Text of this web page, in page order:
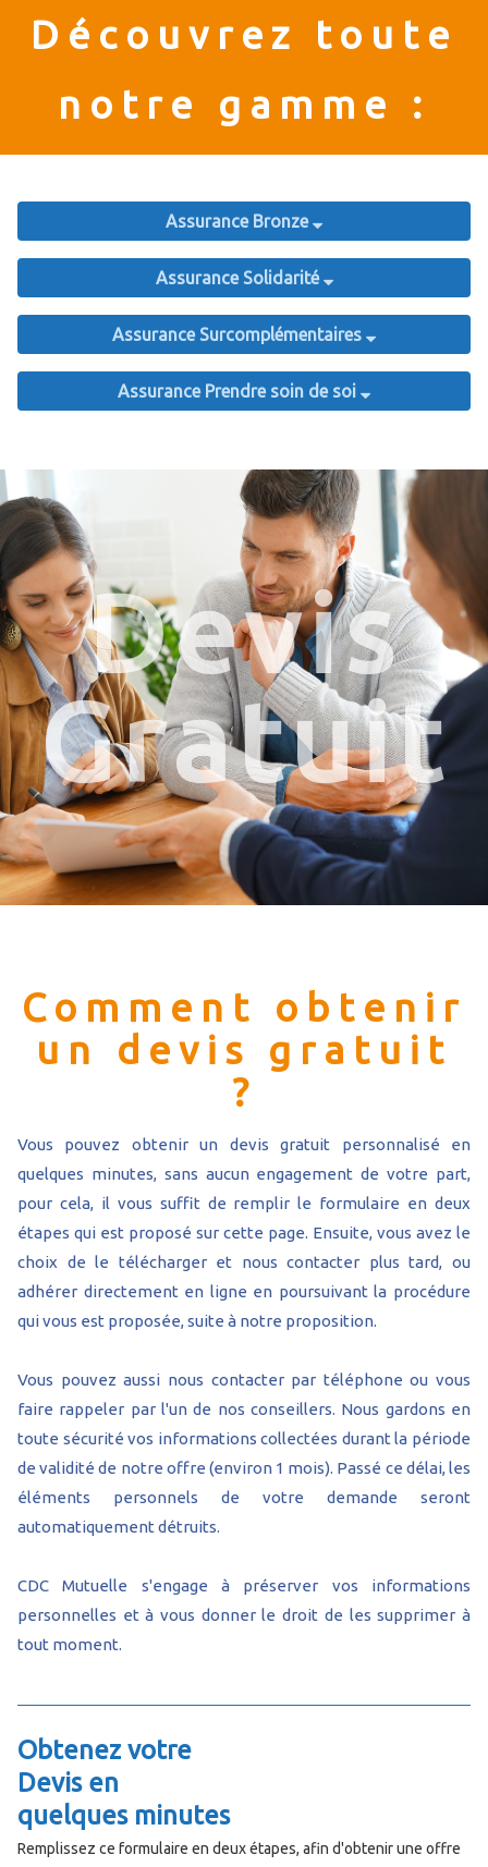
Découvrez toute
notre gamme :
Assurance Bronze
Assurance Solidarité
Assurance Surcomplémentaires
Assurance Prendre soin de soi
Devis
Gratuit
Comment obtenir
un devis gratuit
?
Vous pouvez obtenir un devis gratuit personnalisé en
quelques minutes, sans aucun engagement de votre part,
pour cela, il vous suffit de remplir le formulaire en deux
étapes qui est proposé sur cette page. Ensuite, vous avez le
choix de le télécharger et nous contacter plus tard, ou
adhérer directement en ligne en poursuivant la procédure
qui vous est proposée, suite à notre proposition.
Vous pouvez aussi nous contacter par téléphone ou vous
faire rappeler par l'un de nos conseillers. Nous gardons en
toute sécurité vos informations collectées durant la période
de validité de notre offre (environ 1 mois). Passé ce délai, les
éléments personnels de votre demande seront
automatiquement détruits.
CDC Mutuelle s'engage à préserver vos informations
personnelles et à vous donner le droit de les supprimer à
tout moment.
Obtenez votre
Devis en
quelques minutes
Remplissez ce formulaire en deux étapes, afin d'obtenir une offre